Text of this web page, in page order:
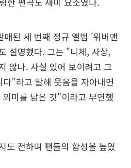
매된 세 번째 정규 앨범 '위버맨
설명했다. 그는 "니체, 사상,
않나. 사실 있어 보이려고 그
"라고 말해 웃음을 자아내면
미를 담은 것"이라고 부연했
도 전하며 팬들의 함성을 높였